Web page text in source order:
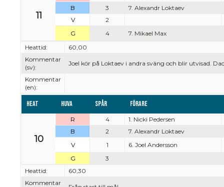
11
B
3
7. Alexandr Loktaev
V
2
G
4
7. Mikael Max
Heattid:
60,00
Kommentar
(sv):
Joel kör på Loktaev i andra sväng och blir utvisad.
Kommentar
(en):
Heat Huva Spår Förare
10
R 4
1. Nicki Pedersen
B
2
7. Alexandr Loktaev
V
1
6. Joel Andersson
G
3
Heattid:
60,30
Kommentar